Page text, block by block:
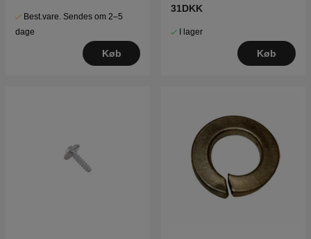
Best.vare. Sendes om 2–5
dage
Køb
31DKK
I lager
Køb